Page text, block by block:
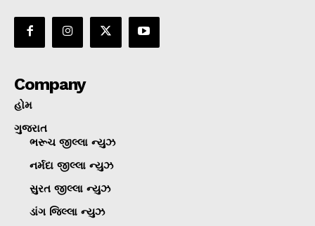
Company
હોમ
ગુજરાત
ભરૂચ જીલ્લા ન્યુઝ
નર્મદા જીલ્લા ન્યુઝ
સુરત જીલ્લા ન્યુઝ
ડાંગ જિલ્લા ન્યુઝ